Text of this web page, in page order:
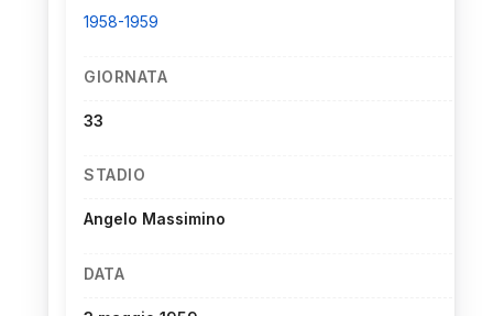
1958-1959
GIORNATA
33
STADIO
Angelo Massimino
DATA